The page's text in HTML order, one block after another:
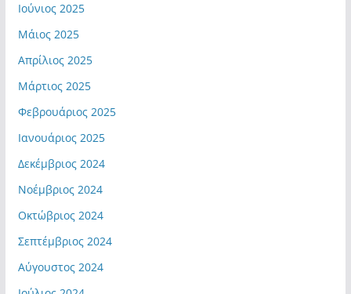
Ιούνιος 2025
Μάιος 2025
Απρίλιος 2025
Μάρτιος 2025
Φεβρουάριος 2025
Ιανουάριος 2025
Δεκέμβριος 2024
Νοέμβριος 2024
Οκτώβριος 2024
Σεπτέμβριος 2024
Αύγουστος 2024